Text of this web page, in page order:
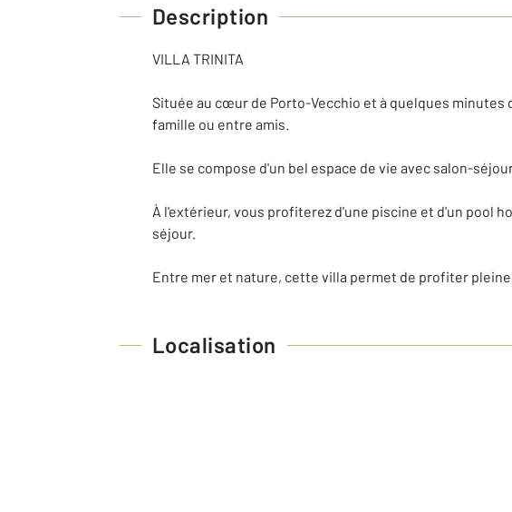
Description
VILLA TRINITA
Située au cœur de Porto-Vecchio et à quelques
famille ou entre amis.
Elle se compose d'un bel espace de vie avec salon-
À l'extérieur, vous profiterez d'une piscine et d'un pool
séjour.
Entre mer et nature, cette villa permet de profiter
Localisation